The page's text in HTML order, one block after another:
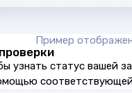
Пример
узнать статус вашей